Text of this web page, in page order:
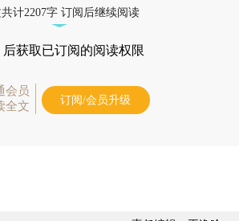
计2207字 订阅后继续阅读
后获取已订阅的阅读权限
会员
全文
订阅/会员升级